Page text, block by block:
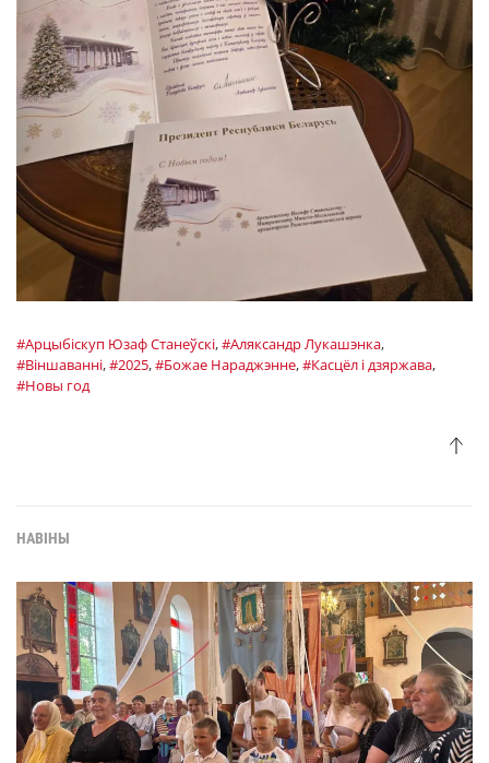
#Арцыбiскуп Юзаф Станеўскі,#Аляксандр Лукашэнка,
#Віншаванні,#2025,#Божае Нараджэнне,#Касцёл і дзяржава,
#Новы год
НАВІНЫ